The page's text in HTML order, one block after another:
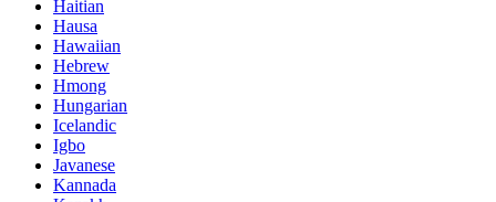
Haitian
Hausa
Hawaiian
Hebrew
Hmong
Hungarian
Icelandic
Igbo
Javanese
Kannada